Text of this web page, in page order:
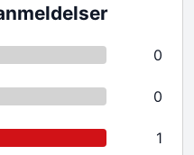
0
0
1